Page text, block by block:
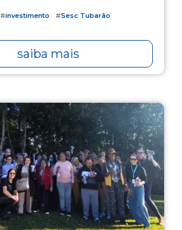
#investimento #Sesc Tubarão
saiba mais